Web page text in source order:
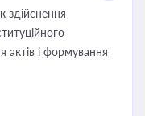
здійснення
актів і формування